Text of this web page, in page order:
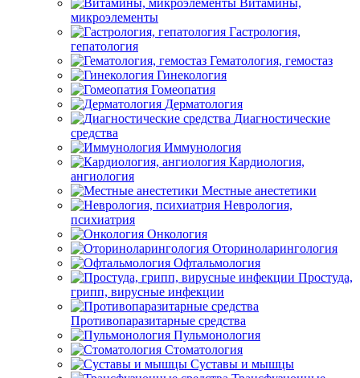
Витамины,
микроэлементы
Гастрология,
гепатология
Гематология, гемостаз
Гинекология
Гомеопатия
Дерматология
Диагностические
средства
Иммунология
Кардиология,
ангиология
Местные анестетики
Неврология,
психиатрия
Онкология
Оториноларингология
Офтальмология
Простуда,
грипп, вирусные инфекции
Противопаразитарные средства
Пульмонология
Стоматология
Суставы и мышцы